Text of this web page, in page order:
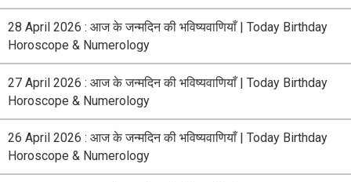
28 April 2026 : आज के जन्मदिन की भविष्यवाणियाँ | Today Birthday
Horoscope & Numerology
27 April 2026 : आज के जन्मदिन की भविष्यवाणियाँ | Today Birthday
Horoscope & Numerology
26 April 2026 : आज के जन्मदिन की भविष्यवाणियाँ | Today Birthday
Horoscope & Numerology